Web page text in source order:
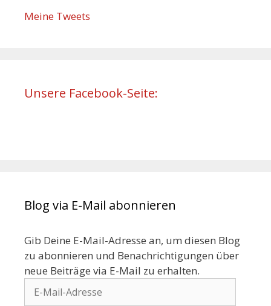
Meine Tweets
Unsere Facebook-Seite:
Blog via E-Mail abonnieren
Gib Deine E-Mail-Adresse an, um diesen Blog
zu abonnieren und Benachrichtigungen über
neue Beiträge via E-Mail zu erhalten.